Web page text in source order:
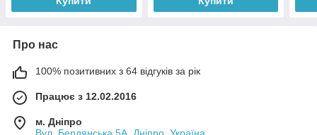
Про нас
100% позитивних з 64 відгуків за рік
Працює з 12.02.2016
м. Дніпро